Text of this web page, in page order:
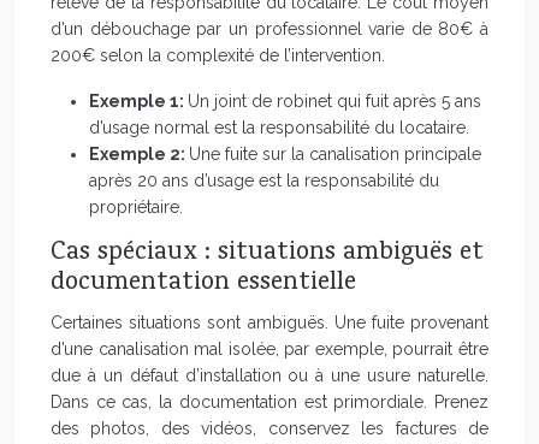
d’un débouchage par un professionnel varie de 80€ à
200€ selon la complexité de l’intervention.
Exemple 1: Un joint de robinet qui fuit après 5 ans
d’usage normal est la responsabilité du locataire.
Exemple 2: Une fuite sur la canalisation principale
après 20 ans d’usage est la responsabilité du
propriétaire.
Cas spéciaux : situations ambiguës et
documentation essentielle
Certaines situations sont ambiguës. Une fuite provenant
d’une canalisation mal isolée, par exemple, pourrait être
due à un défaut d’installation ou à une usure naturelle.
Dans ce cas, la documentation est primordiale. Prenez
des photos, des vidéos, conservez les factures de